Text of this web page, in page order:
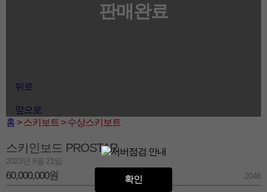
확인
판매완료
뒤로
앞으로
홈 > 스키보트 > 수상스키보트
스키인보드 PROSTAR
2023년 8월 21일
60,000,000원 2046